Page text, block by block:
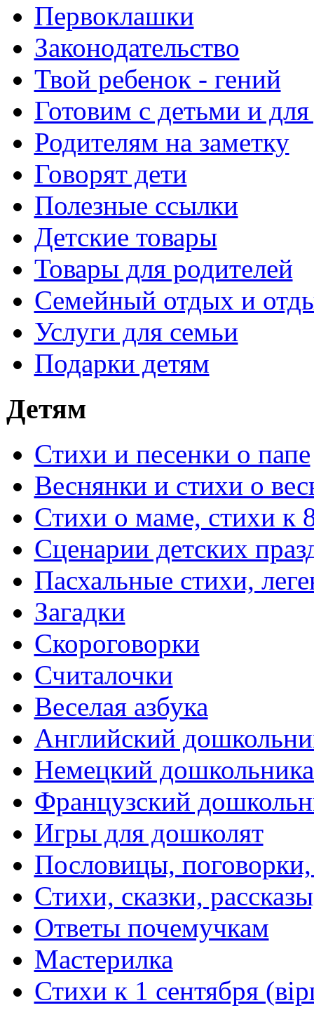
Первоклашки
Законодательство
Твой ребенок - гений
Готовим с детьми и для
Родителям на заметку
Говорят дети
Полезные ссылки
Детские товары
Товары для родителей
Семейный отдых и
Услуги для семьи
Подарки детям
Детям
Стихи и песенки о папе
Веснянки и стихи о
Стихи о маме, стихи к
Сценарии детских
Пасхальные стихи,
Загадки
Скороговорки
Считалочки
Веселая азбука
Английский
Немецкий
Французский
Игры для дошколят
Пословицы,
Стихи, сказки,
Ответы почемучкам
Мастерилка
Стихи к 1 сентября